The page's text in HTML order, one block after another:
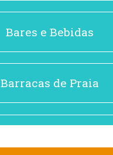
Bares e Bebidas
Barracas de Praia